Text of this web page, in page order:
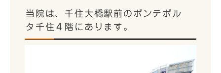
当院は、千住大橋駅前のポンテポル
タ千住４階にあります。